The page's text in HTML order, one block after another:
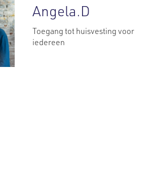
Angela.D
Toegang tot huisvesting voor
iedereen